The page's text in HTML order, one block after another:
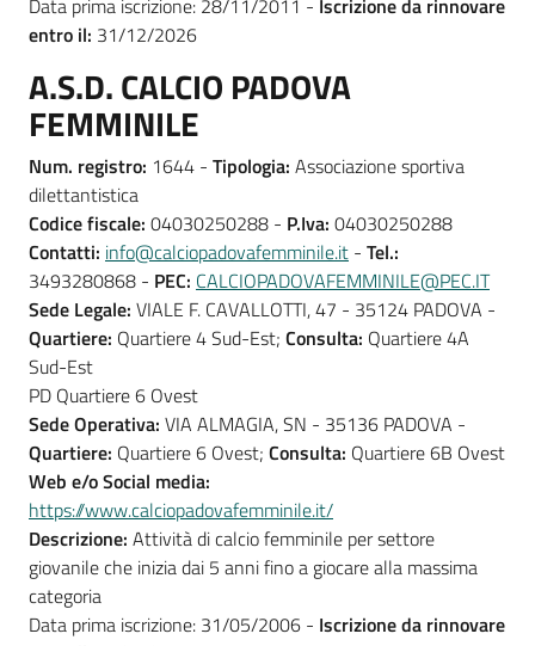
Data prima iscrizione: 28/11/2011 - Iscrizione da rinnovare
entro il: 31/12/2026
A.S.D. CALCIO PADOVA
FEMMINILE
Num. registro: 1644 - Tipologia: Associazione sportiva
dilettantistica
Codice fiscale: 04030250288 - P.Iva: 04030250288
Contatti: info@calciopadovafemminile.it - Tel.:
3493280868 - PEC: CALCIOPADOVAFEMMINILE@PEC.IT
Sede Legale: VIALE F. CAVALLOTTI, 47 - 35124 PADOVA -
Quartiere: Quartiere 4 Sud-Est; Consulta: Quartiere 4A
Sud-Est
PD Quartiere 6 Ovest
Sede Operativa: VIA ALMAGIA, SN - 35136 PADOVA -
Quartiere: Quartiere 6 Ovest; Consulta: Quartiere 6B Ovest
Web e/o Social media:
https://www.calciopadovafemminile.it/
Descrizione: Attività di calcio femminile per settore
giovanile che inizia dai 5 anni fino a giocare alla massima
categoria
Data prima iscrizione: 31/05/2006 - Iscrizione da rinnovare